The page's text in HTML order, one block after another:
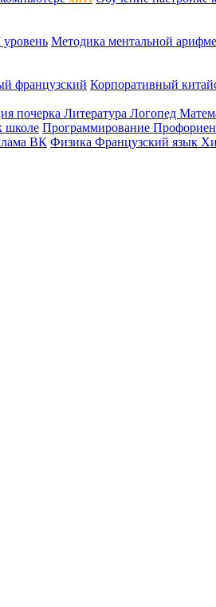
Методика ментальной
французский Корпоративный
почерка Литература Логопед
школе Программирование
ВК Физика Французский язык